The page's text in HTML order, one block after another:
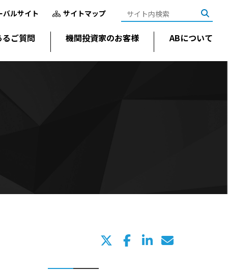
バルサイト サイトマップ
るご質問 機関投資家のお客様 ABについて